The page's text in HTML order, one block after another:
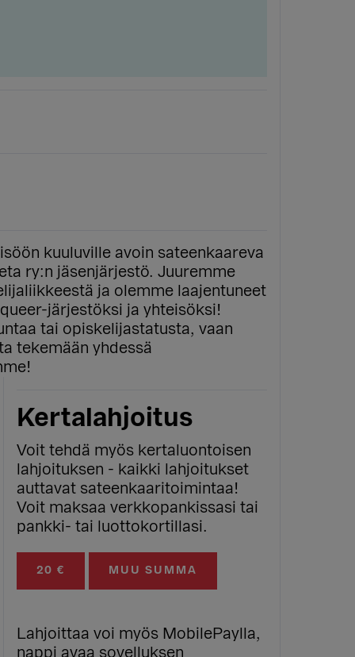
kuuluville avoin sateenkaareva
ry:n jäsenjärjestö. Juuremme
ja olemme laajentuneet
järjestöksi ja yhteisöksi!
tai opiskelijastatusta, vaan
tekemään yhdessä
Kertalahjoitus
Voit tehdä myös kertaluontoisen
lahjoituksen - kaikki lahjoitukset
auttavat sateenkaaritoimintaa!
Voit maksaa verkkopankissasi tai
pankki- tai luottokortillasi.
20 € MUU SUMMA
Lahjoittaa voi myös MobilePaylla,
nappi avaa sovelluksen